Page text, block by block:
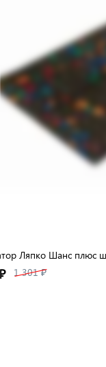
Ляпко Шанс плюс
1 301 ₽